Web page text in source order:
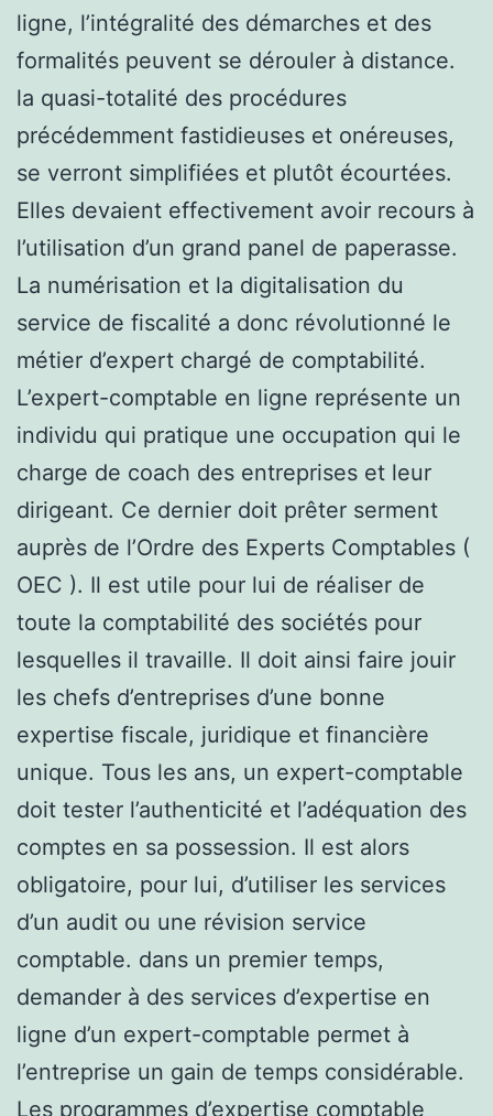
ligne, l’intégralité des démarches et des
formalités peuvent se dérouler à distance.
la quasi-totalité des procédures
précédemment fastidieuses et onéreuses,
se verront simplifiées et plutôt écourtées.
Elles devaient effectivement avoir recours à
l’utilisation d’un grand panel de paperasse.
La numérisation et la digitalisation du
service de fiscalité a donc révolutionné le
métier d’expert chargé de comptabilité.
L’expert-comptable en ligne représente un
individu qui pratique une occupation qui le
charge de coach des entreprises et leur
dirigeant. Ce dernier doit prêter serment
auprès de l’Ordre des Experts Comptables (
OEC ). Il est utile pour lui de réaliser de
toute la comptabilité des sociétés pour
lesquelles il travaille. Il doit ainsi faire jouir
les chefs d’entreprises d’une bonne
expertise fiscale, juridique et financière
unique. Tous les ans, un expert-comptable
doit tester l’authenticité et l’adéquation des
comptes en sa possession. Il est alors
obligatoire, pour lui, d’utiliser les services
d’un audit ou une révision service
comptable. dans un premier temps,
demander à des services d’expertise en
ligne d’un expert-comptable permet à
l’entreprise un gain de temps considérable.
Les programmes d’expertise comptable